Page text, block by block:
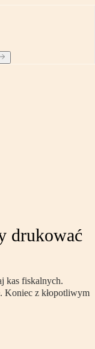
drukować
kas fiskalnych.
Koniec z kłopotliwym